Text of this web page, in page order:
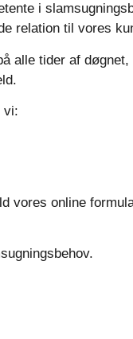
i
relation til vores
alle tider af
vi:
vores online